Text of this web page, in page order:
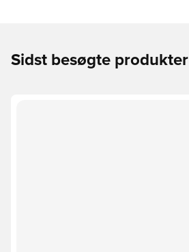
Sidst besøgte produkter